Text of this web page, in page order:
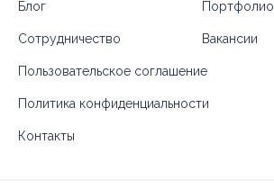
Блог Портфолио
Сотрудничество Вакансии
Пользовательское соглашение
Политика конфиденциальности
Контакты